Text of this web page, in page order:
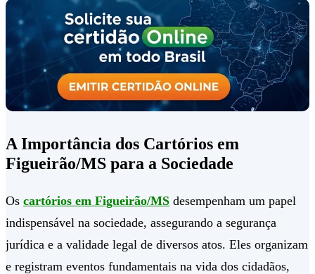
A Importância dos Cartórios em
Figueirão/MS para a Sociedade
Os cartórios em Figueirão/MS desempenham um papel
indispensável na sociedade, assegurando a segurança
jurídica e a validade legal de diversos atos. Eles organizam
e registram eventos fundamentais na vida dos cidadãos,